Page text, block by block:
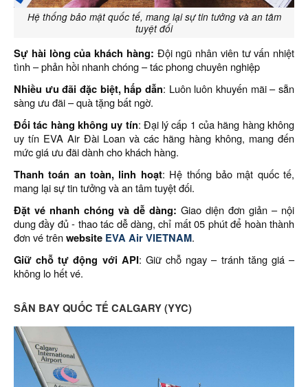
Hệ thống bảo mật quốc tế, mang lại sự tin tưởng và an tâm
tuyệt đối
Sự hài lòng của khách hàng: Đội ngũ nhân viên tư vấn nhiệt
tình – phản hồi nhanh chóng – tác phong chuyên nghiệp
Nhiều ưu đãi đặc biệt, hấp dẫn: Luôn luôn khuyến mãi – sẵn
sàng ưu đãi – quà tặng bất ngờ.
Đối tác hàng không uy tín: Đại lý cấp 1 của hãng hàng không
uy tín EVA Air Đài Loan và các hãng hàng không, mang đến
mức giá ưu đãi dành cho khách hàng.
Thanh toán an toàn, linh hoạt: Hệ thống bảo mật quốc tế,
mang lại sự tin tưởng và an tâm tuyệt đối.
Đặt vé nhanh chóng và dễ dàng: Giao diện đơn giản – nội
dung đầy đủ - thao tác dễ dàng, chỉ mất 05 phút để hoàn thành
đơn vé trênwebsite EVA Air VIETNAM.
Giữ chỗ tự động với API: Giữ chỗ ngay – tránh tăng giá –
không lo hết vé.
SÂN BAY QUỐC TẾ CALGARY (YYC)